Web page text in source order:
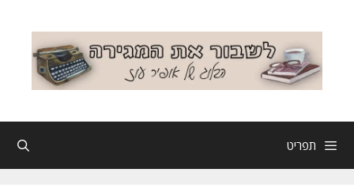
תפריט